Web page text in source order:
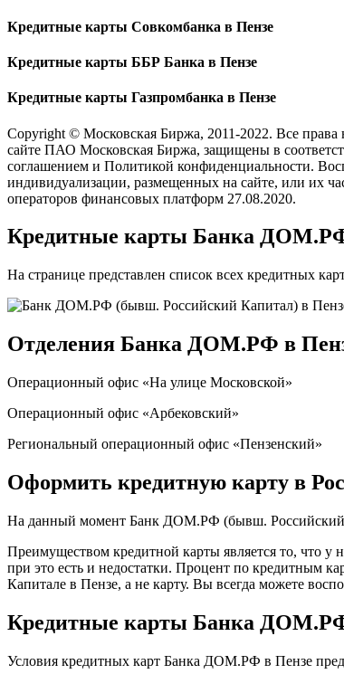
Кредитные карты Совкомбанка в Пензе
Кредитные карты ББР Банка в Пензе
Кредитные карты Газпромбанка в Пензе
Copyright © Московская Биржа, 2011-2022. Все права
сайте ПАО Московская Биржа, защищены в
соглашением и Политикой конфиденциальности.
индивидуализации, размещенных на сайте, или их
операторов финансовых платформ 27.08.2020.
Кредитные карты Банка
На странице представлен список всех кредитных
Отделения Банка ДОМ.РФ в
Операционный офис «На улице Московской»
Операционный офис «Арбековский»
Региональный операционный офис «Пензенский»
Оформить кредитную карту в
На данный момент Банк ДОМ.РФ (бывш. Российский
Преимуществом кредитной карты является то, что у
при это есть и недостатки. Процент по кредитным
Капитале в Пензе, а не карту. Вы всегда можете
Кредитные карты Банка
Условия кредитных карт Банка ДОМ.РФ в Пензе